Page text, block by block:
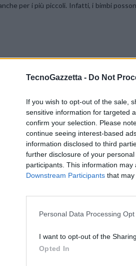
TecnoGazzetta - Do Not
If you wish to opt-out of the sale,
sensitive information for targeted
confirm your selection. Please
continue seeing interest-based
information disclosed to third
further disclosure of your
participants. This information
Downstream Participants that may
Personal Data Processing
I want to opt-out of the
Opted In
per i più piccoli. Infatti, i bimbi
è in continua evoluzione. Al fine
viene rilevata viene aggiunta al
continua, anche le impronte dei
utilizzino regolarmente il lettore di